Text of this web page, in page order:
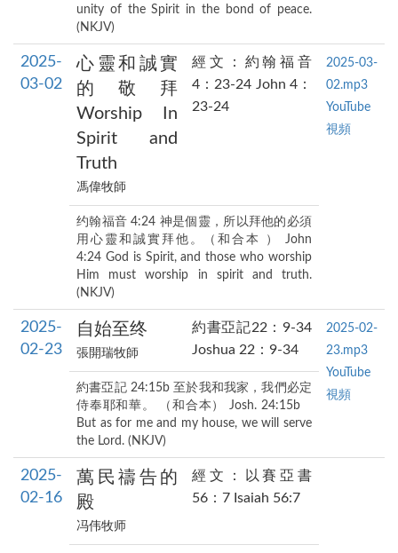
unity of the Spirit in the bond of peace.
(NKJV)
2025-
03-02
心靈和誠實
的敬拜
Worship In
Spirit and
Truth
馮偉牧師
經文：約翰福音
4：23-24 John 4：
23-24
2025-03-
02.mp3
YouTube
視頻
约翰福音 4:24 神是個靈，所以拜他的必須
用心靈和誠實拜他。（和合本 ） John
4:24 God is Spirit, and those who worship
Him must worship in spirit and truth.
(NKJV)
2025-
02-23
自始至终
張開瑞牧師
約書亞記22：9-34
Joshua 22：9-34
2025-02-
23.mp3
YouTube
視頻
約書亞記 24:15b 至於我和我家，我們必定
侍奉耶和華。 （和合本） Josh. 24:15b
But as for me and my house, we will serve
the Lord. (NKJV)
2025-
02-16
萬民禱告的
殿
冯伟牧师
經文：以賽亞書
56：7 Isaiah 56:7